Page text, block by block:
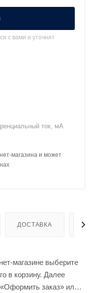
с вами и уточнят
ток, мА
магазина и может
ДОСТАВКА
магазине выберите
в корзину. Далее
заказ» или